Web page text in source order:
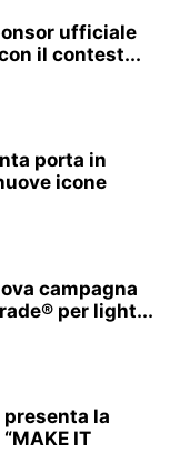
ufficiale
il contest...
porta in
icone
campagna
per light...
presenta la
IT